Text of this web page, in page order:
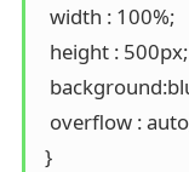
  width : 100%;
  height : 500px;
overflow :
}